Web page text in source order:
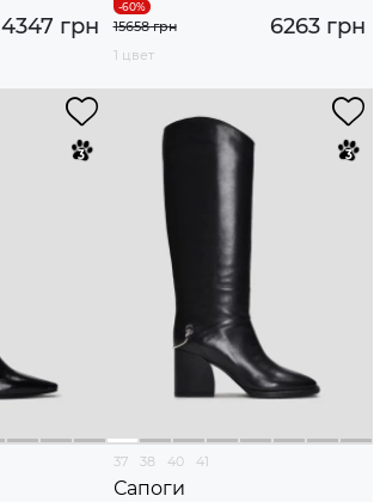
4347 грн 6263 грн
15658 грн
1 цвет
37 38 40 41
Сапоги